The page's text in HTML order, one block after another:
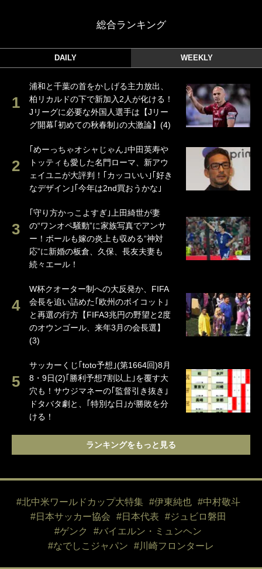
総合ランキング
DAILY WEEKLY
浦和と千葉の首をかしげる主力放出、
柏リカルドの下で新加入2人が化ける！
Jリーグに必要な外国人選手は【Jリー
グ開幕｢初めての秋春制｣の大激論】(4)
｢めーっちゃオシャじゃん｣中田英寿や
トッティも愛した名門ローマ、新アウ
ェイユニが大評判！｢カッコいい｣｢好き
なデザイン｣｢今年は2nd買おうかな｣
｢守り方かっこよすぎ｣上田綺世が妻
の“ワンオペ騒動”に家族写真でアンサ
ー！ボールも嫁の炎上も収める“神対
応”に新婚の板倉、久保、長友夫妻も
続々エール！
W杯クオーター制への大反発か、FIFA
会長を追い詰めた｢欧州のボイコット｣
と再選の行方【FIFA3兆円の野望と2度
のオウンゴール、来年3月の会長選】
(3)
サッカーくじ｢toto予想｣(第1664回)8月
8・9日(2)｢勝利予想7割以上｣を覆す大
穴も！サウジマネーの｢監督引き抜き｣
ドタバタ劇と、｢特別な日｣が勝敗を分
ける！
ランキングをもっと見る
#北中米ワールドカップ大特集 #伊東純也
#中村敬斗
#日本サッカー協会
#日本代表
#ジュビロ磐田
#ゲンク
#バイエルン・ミュンヘン
#なでしこジャパン
#川崎フロンターレ